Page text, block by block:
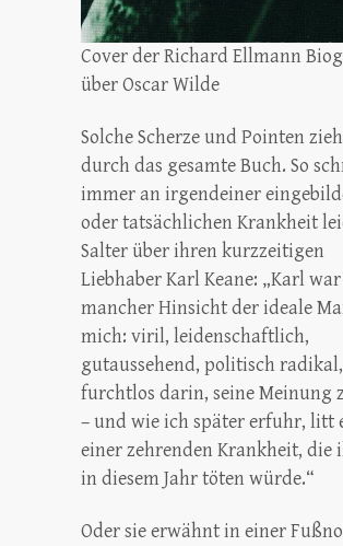
Cover der Richard Ellmann
über Oscar Wilde
Solche Scherze und Pointen
durch das gesamte Buch. So
immer an irgendeiner
oder tatsächlichen Krankheit
Salter über ihren kurzzeitigen
Liebhaber Karl Keane: „Karl
mancher Hinsicht der ideale
mich: viril, leidenschaftlich,
gutaussehend, politisch radikal,
furchtlos darin, seine Meinung
– und wie ich später erfuhr, litt
einer zehrenden Krankheit, die
in diesem Jahr töten würde.“
Oder sie erwähnt in einer